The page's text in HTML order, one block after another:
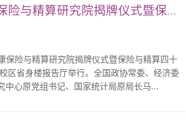
险与精算研究院揭牌仪式暨保...
保险与精算研究院揭牌仪式暨保险与精算四十
区省身楼报告厅举行。全国政协常委、经济委
中心原党组书记、国家统计局原局长马...